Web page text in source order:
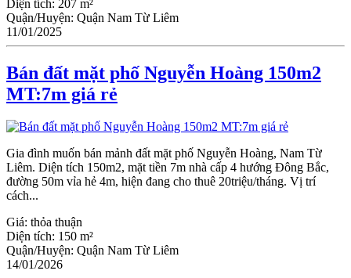
Diện tích: 207 m²
Quận/Huyện: Quận Nam Từ Liêm
11/01/2025
Bán đất mặt phố Nguyễn Hoàng 150m2
MT:7m giá rẻ
Gia đình muốn bán mảnh đất mặt phố Nguyễn Hoàng, Nam Từ
Liêm. Diện tích 150m2, mặt tiền 7m nhà cấp 4 hướng Đông Bắc,
đường 50m vỉa hẻ 4m, hiện đang cho thuê 20triệu/tháng. Vị trí
cách...
Giá: thỏa thuận
Diện tích: 150 m²
Quận/Huyện: Quận Nam Từ Liêm
14/01/2026